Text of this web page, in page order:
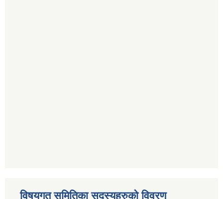
विषयगत समितिका सदस्यहरुको विवरण